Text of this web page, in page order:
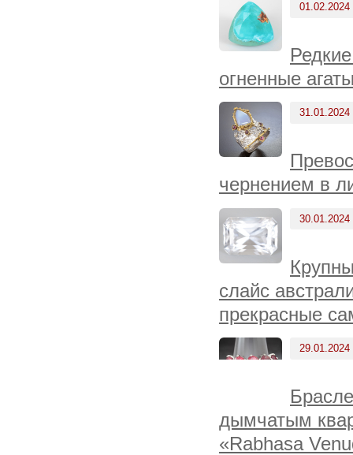
01.02.2024
огненные
31.01.2024
чернением в
30.01.2024
слайс
прекрасные
29.01.2024
дымчатым
«Rabhasa